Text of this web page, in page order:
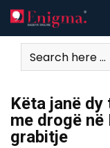
Skip
to
content
Këta janë
me drogë
grabitje